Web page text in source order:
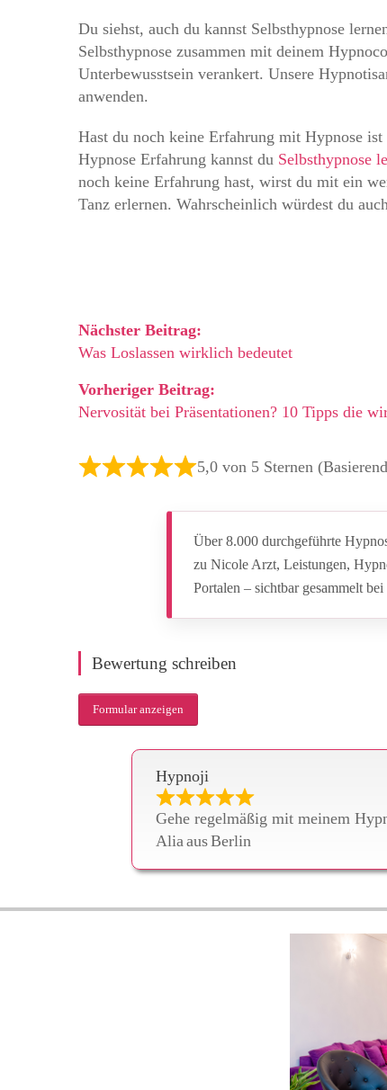
Du siehst, auch du kannst Selbsthypnose
Selbsthypnose zusammen mit deinem
Unterbewusstsein verankert. Unsere
anwenden.
Hast du noch keine Erfahrung mit Hypnose
Hypnose Erfahrung kannst du Selbsthypnose
noch keine Erfahrung hast, wirst du mit ein
Tanz erlernen. Wahrscheinlich würdest du
Vorheriger Beitrag:
Nervosität bei Präsentationen? 10 Tipps die
Nächster Beitrag:
Was Loslassen wirklich bedeutet
5,0 von 5 Sternen
Über 8.000 durchgeführte
zu Nicole Arzt, Leistungen,
Portalen – sichtbar gesammelt
Bewertung schreiben
Formular anzeigen
Hypnoji
Gehe regelmäßig mit meinem
AliaausBerlin